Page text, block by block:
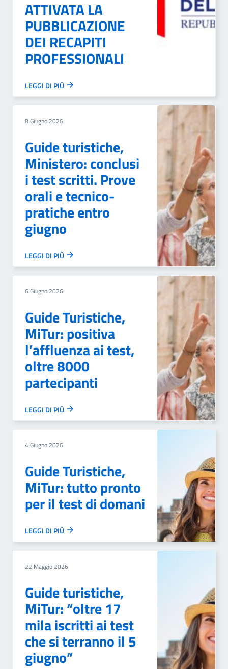
ATTIVATA LA
PUBBLICAZIONE
DEI RECAPITI
PROFESSIONALI
LEGGI DI PIÙ
8 Giugno 2026
Guide turistiche,
Ministero: conclusi
i test scritti. Prove
orali e tecnico-
pratiche entro
giugno
LEGGI DI PIÙ
6 Giugno 2026
Guide Turistiche,
MiTur: positiva
l’affluenza ai test,
oltre 8000
partecipanti
LEGGI DI PIÙ
4 Giugno 2026
Guide Turistiche,
MiTur: tutto pronto
per il test di domani
LEGGI DI PIÙ
22 Maggio 2026
Guide turistiche,
MiTur: “oltre 17
mila iscritti ai test
che si terranno il 5
giugno”